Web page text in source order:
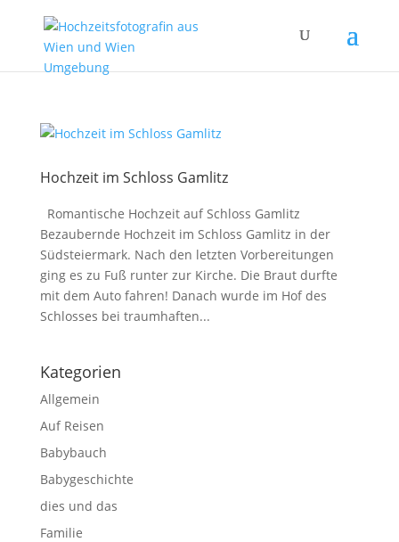
Hochzeit im Schloss Gamlitz
Romantische Hochzeit auf Schloss Gamlitz
Bezaubernde Hochzeit im Schloss Gamlitz in der
Südsteiermark. Nach den letzten Vorbereitungen
ging es zu Fuß runter zur Kirche. Die Braut durfte
mit dem Auto fahren! Danach wurde im Hof des
Schlosses bei traumhaften...
Kategorien
Allgemein
Auf Reisen
Babybauch
Babygeschichte
dies und das
Familie